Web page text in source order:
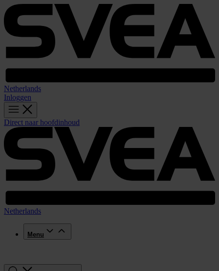
Netherlands
Inloggen
Direct naar hoofdinhoud
Netherlands
Menu